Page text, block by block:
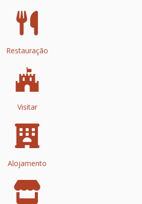
Restauração
Visitar
Alojamento